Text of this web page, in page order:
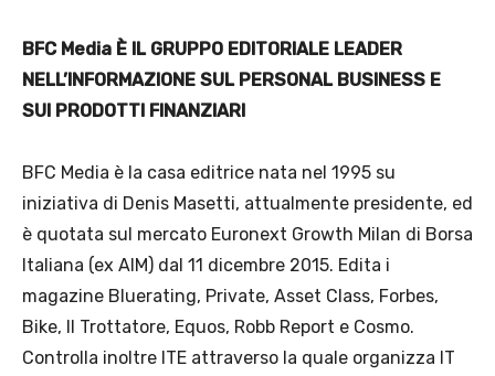
BFC Media È IL GRUPPO EDITORIALE LEADER
NELL’INFORMAZIONE SUL PERSONAL BUSINESS E
SUI PRODOTTI FINANZIARI
BFC Media è la casa editrice nata nel 1995 su
iniziativa di Denis Masetti, attualmente presidente, ed
è quotata sul mercato Euronext Growth Milan di Borsa
Italiana (ex AIM) dal 11 dicembre 2015. Edita i
magazine Bluerating, Private, Asset Class, Forbes,
Bike, Il Trottatore, Equos, Robb Report e Cosmo.
Controlla inoltre ITE attraverso la quale organizza IT